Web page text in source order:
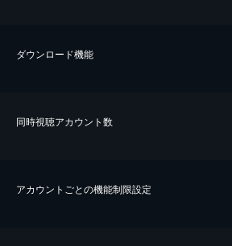
ダウンロード機能
同時視聴アカウント数
アカウントごとの機能制限設定